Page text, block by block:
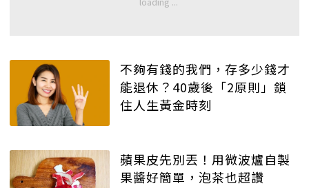
不夠有錢的我們，存多少錢才
能退休？40歲後「2原則」鎖
住人生黃金時刻
蘋果皮先別丟！用微波爐自製
果醬好簡單，泡茶也超讚